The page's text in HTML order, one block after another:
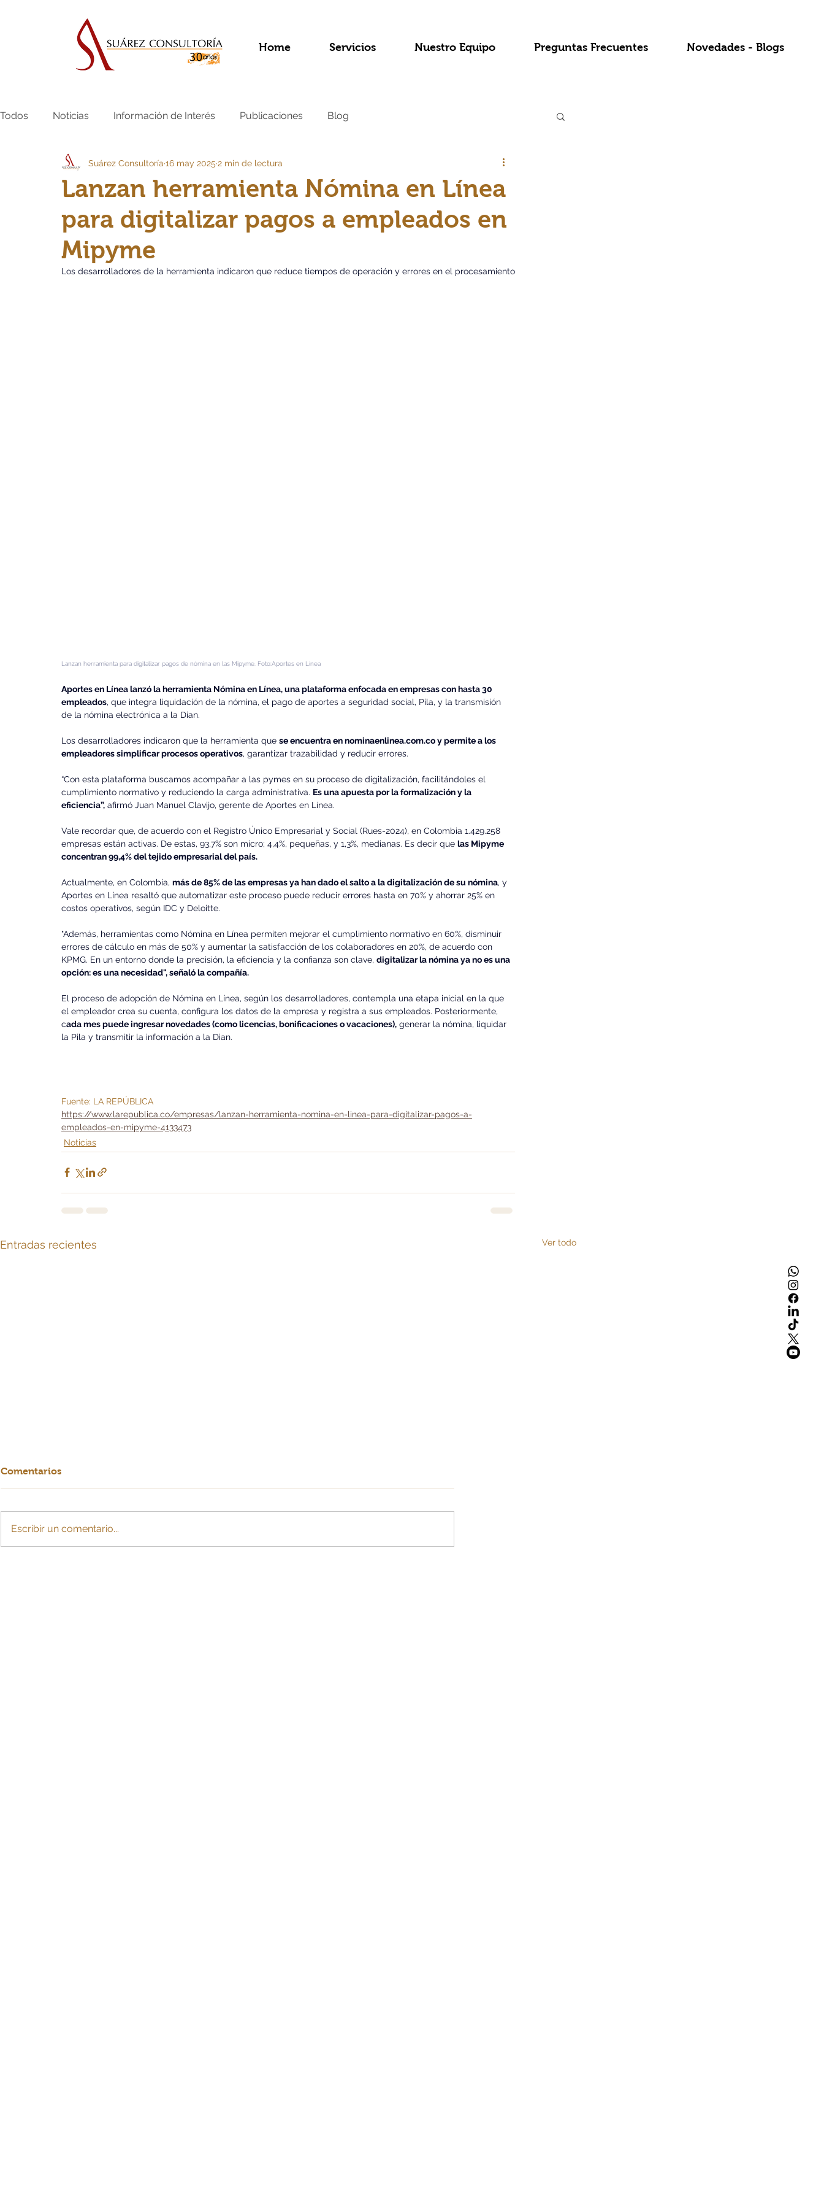
Home Servicios Nuestro Equipo Preguntas Frecuentes Novedades - Blogs
Todos Noticias Información de Interés Publicaciones Blog
Lanzan herramienta Nómina en Línea
para digitalizar pagos a empleados en
Mipyme
Suárez Consultoría 16 may 2025 2 min de lectura
Los desarrolladores de la herramienta indicaron que reduce tiempos de operación y errores en el procesamiento
Lanzan herramienta para digitalizar pagos de nómina en las Mipyme. Foto:Aportes en Línea
Aportes en Línea lanzó la herramienta Nómina en Línea, una plataforma enfocada en empresas con hasta 30
empleados, que integra liquidación de la nómina, el pago de aportes a seguridad social, Pila, y la transmisión
de la nómina electrónica a la Dian.
Los desarrolladores indicaron que la herramienta que se encuentra en nominaenlinea.com.co y permite a los
empleadores simplificar procesos operativos, garantizar trazabilidad y reducir errores.
“Con esta plataforma buscamos acompañar a las pymes en su proceso de digitalización, facilitándoles el
cumplimiento normativo y reduciendo la carga administrativa. Es una apuesta por la formalización y la
eficiencia”, afirmó Juan Manuel Clavijo, gerente de Aportes en Línea.
Vale recordar que, de acuerdo con el Registro Único Empresarial y Social (Rues-2024), en Colombia 1.429.258
empresas están activas. De estas, 93,7% son micro; 4,4%, pequeñas, y 1,3%, medianas. Es decir que las Mipyme
concentran 99,4% del tejido empresarial del país.
Actualmente, en Colombia, más de 85% de las empresas ya han dado el salto a la digitalización de su nómina, y
Aportes en Línea resaltó que automatizar este proceso puede reducir errores hasta en 70% y ahorrar 25% en
costos operativos, según IDC y Deloitte.
"Además, herramientas como Nómina en Línea permiten mejorar el cumplimiento normativo en 60%, disminuir
errores de cálculo en más de 50% y aumentar la satisfacción de los colaboradores en 20%, de acuerdo con
KPMG. En un entorno donde la precisión, la eficiencia y la confianza son clave, digitalizar la nómina ya no es una
opción: es una necesidad", señaló la compañía.
El proceso de adopción de Nómina en Línea, según los desarrolladores, contempla una etapa inicial en la que
el empleador crea su cuenta, configura los datos de la empresa y registra a sus empleados. Posteriormente,
cada mes puede ingresar novedades (como licencias, bonificaciones o vacaciones), generar la nómina, liquidar
la Pila y transmitir la información a la Dian.
Fuente: LA REPÚBLICA
https://www.larepublica.co/empresas/lanzan-herramienta-nomina-en-linea-para-digitalizar-pagos-a-
empleados-en-mipyme-4133473
Noticias
Entradas recientes Ver todo
Comentarios
Escribir un comentario...